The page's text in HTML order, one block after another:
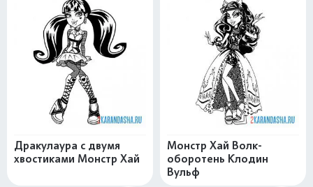
Дракулаура с двумя
хвостиками Монстр Хай
Монстр Хай Волк-
оборотень Клодин
Вульф